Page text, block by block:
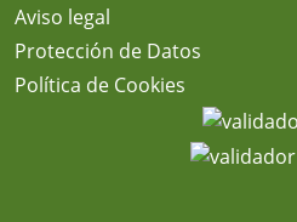
Aviso legal
Protección de Datos
Política de Cookies